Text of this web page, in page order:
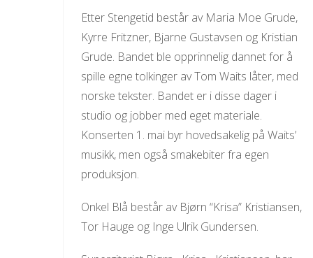
Etter Stengetid består av Maria Moe Grude,
Kyrre Fritzner, Bjarne Gustavsen og Kristian
Grude. Bandet ble opprinnelig dannet for å
spille egne tolkinger av Tom Waits låter, med
norske tekster. Bandet er i disse dager i
studio og jobber med eget materiale.
Konserten 1. mai byr hovedsakelig på Waits’
musikk, men også smakebiter fra egen
produksjon.
Onkel Blå består av Bjørn “Krisa” Kristiansen,
Tor Hauge og Inge Ulrik Gundersen.